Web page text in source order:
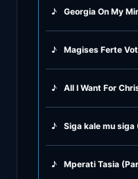
♪ Georgia On My
♪ Magises Ferte
♪ All I Want For
♪ Siga kale mu siga
♪ Mperati Tasia
♪ Tango,